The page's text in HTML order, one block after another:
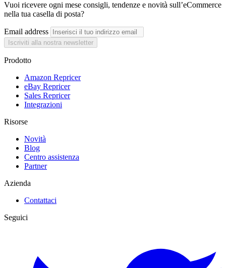
Vuoi ricevere ogni mese consigli, tendenze e novità sull’eCommerce
nella tua casella di posta?
Email address
Iscriviti alla nostra newsletter
Prodotto
Amazon Repricer
eBay Repricer
Sales Repricer
Integrazioni
Risorse
Novità
Blog
Centro assistenza
Partner
Azienda
Contattaci
Seguici